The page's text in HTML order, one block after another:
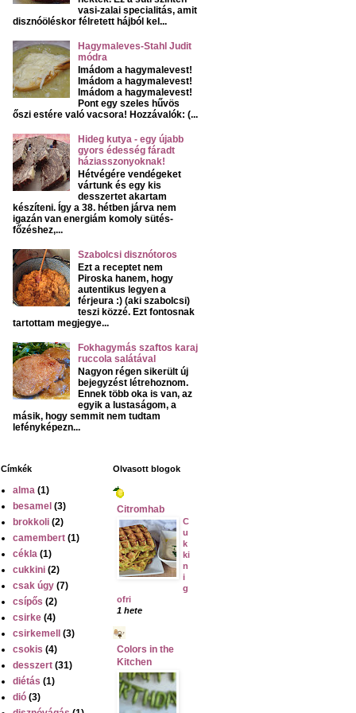
vasi-zalai specialitás, amit
disznóöléskor félretett hájból kel...
Hagymaleves-Stahl Judit
módra
Imádom a hagymalevest!
Imádom a hagymalevest!
Imádom a hagymalevest!
Pont egy szeles hűvös
őszi estére való vacsora! Hozzávalók: (...
Hideg kutya - egy újabb
gyors édesség fáradt
háziasszonyoknak!
Hétvégére vendégeket
vártunk és egy kis
desszertet akartam
készíteni. Így a 38. hétben járva nem
igazán van energiám komoly sütés-
főzéshez,...
Szabolcsi disznótoros
Ezt a receptet nem
Piroska hanem, hogy
autentikus legyen a
férjeura :) (aki szabolcsi)
teszi közzé. Ezt fontosnak
tartottam megjegye...
Fokhagymás szaftos karaj
ruccola salátával
Nagyon régen sikerült új
bejegyzést létrehoznom.
Ennek több oka is van, az
egyik a lustaságom, a
másik, hogy semmit nem tudtam
lefényképezn...
Címkék
alma (1)
besamel (3)
brokkoli (2)
camembert (1)
cékla (1)
cukkini (2)
csak úgy (7)
csípős (2)
csirke (4)
csirkemell (3)
csokis (4)
desszert (31)
diétás (1)
dió (3)
Olvasott blogok
Citromhab
C
u
k
ki
n
i
g
ofri
1 hete
Colors in the
Kitchen